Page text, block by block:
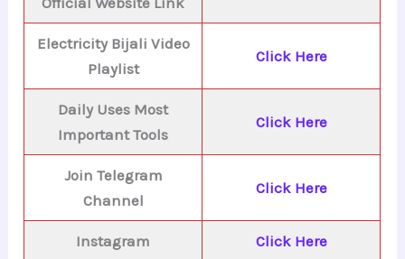
Electricity Bijali Video
Playlist
Click Here
Daily Uses Most
Important Tools
Click Here
Join Telegram
Channel
Click Here
Instagram Click Here